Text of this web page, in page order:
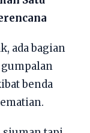
ada bagian
benda